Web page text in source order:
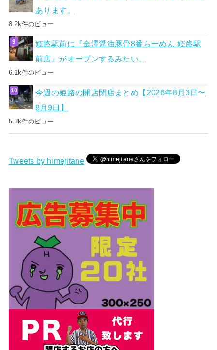
あります。
8.2k件のビュー
姫路駅前に『金澤醤油豚骨8番らーめん 姫路駅
前店』がオープンするみたい。
6.1k件のビュー
今週の姫路の開店閉店まとめ【2026年8月3日〜
8月9日】
5.3k件のビュー
Tweets by himejitane